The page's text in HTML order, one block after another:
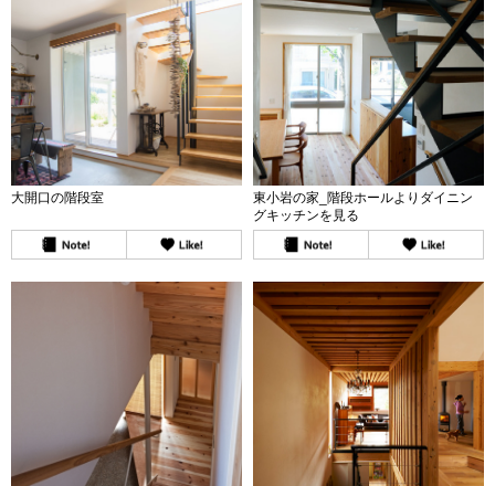
も工夫が必要でした。 このため、南東
面に光のボイドを設けエントランスや
階段を配置しました。南東からの光を
十分に北側のエントランスまで届け、
室内でありながらも外部を感じること
のできる空間としました。 限られたス
ペースの中で、ダイニング～階段～エ
ントランス部分を繋がりのある外部的
な扱いにすることにより、室内にいて
も気持ちの良い空間となっています。
コンパクトな建物でありながらも、広
がりを感じられる豊かな空間となりま
も工夫が必要でした。 このため、南東
面に光のボイドを設けエントランスや
階段を配置しました。南東からの光を
十分に北側のエントランスまで届け、
室内でありながらも外部を感じること
のできる空間としました。 限られたス
ペースの中で、ダイニング～階段～エ
ントランス部分を繋がりのある外部的
な扱いにすることにより、室内にいて
も気持ちの良い空間となっています。
コンパクトな建物でありながらも、広
がりを感じられる豊かな空間となりま
した。
大開口の階段室
東小岩の家_階段ホールよりダイニン
グキッチンを見る